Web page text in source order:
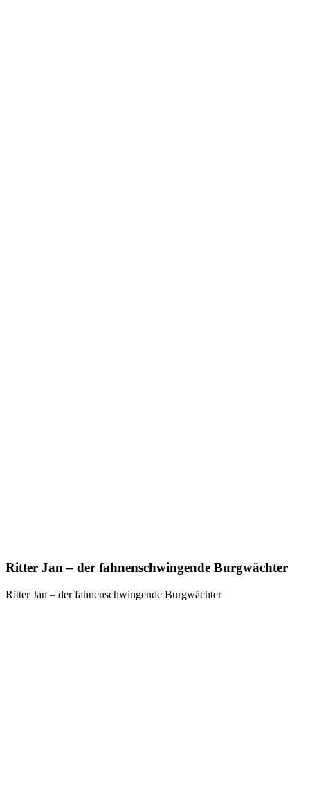
Ritter Jan – der fahnenschwingende Burgwächter
Ritter Jan – der fahnenschwingende Burgwächter